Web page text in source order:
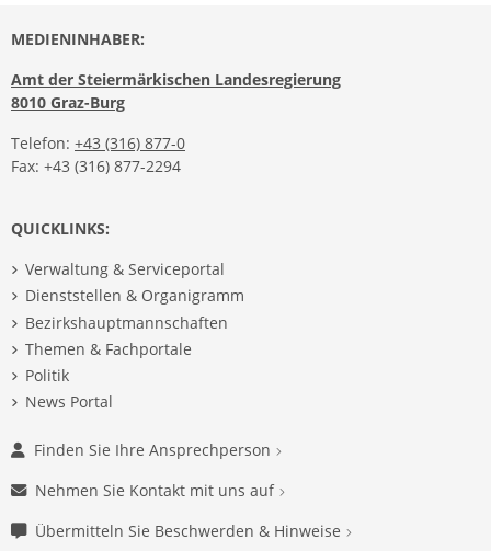
MEDIENINHABER:
Amt der Steiermärkischen Landesregierung
8010 Graz-Burg
Telefon: +43 (316) 877-0
Fax: +43 (316) 877-2294
QUICKLINKS:
Verwaltung & Serviceportal
Dienststellen & Organigramm
Bezirkshauptmannschaften
Themen & Fachportale
Politik
News Portal
Finden Sie Ihre Ansprechperson
Nehmen Sie Kontakt mit uns auf
Übermitteln Sie Beschwerden & Hinweise